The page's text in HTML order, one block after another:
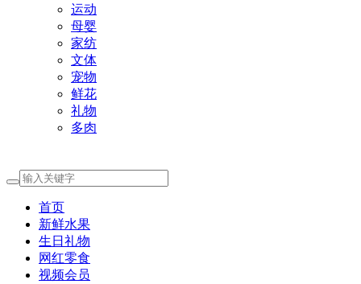
运动
母婴
家纺
文体
宠物
鲜花
礼物
多肉
首页
新鲜水果
生日礼物
网红零食
视频会员